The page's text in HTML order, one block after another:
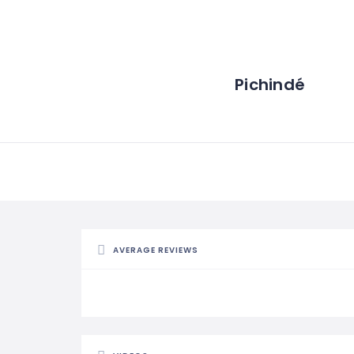
Pichindé
AVERAGE REVIEWS